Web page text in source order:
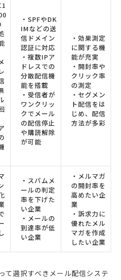
・SPFやDK
IMなどの送
信ドメイン
認証に対応
・複数IPア
ドレスでの
分散配信機
能を搭載
・受信者が
ワンクリッ
クでメール
の配信停止
や購読解除
が可能
・効果測定
に関する機
能が充実
・開封率や
クリック率
の測定
・セグメン
ト配信をは
じめ、配信
方法が多彩
・スパムメ
ールの判定
率を下げた
い企業
・メールの
到達率が低
い企業
・メルマガ
の開封率を
高めたい企
業
・訴求力に
優れたメル
マガを作成
したい企業
て選択すべきメール配信システ